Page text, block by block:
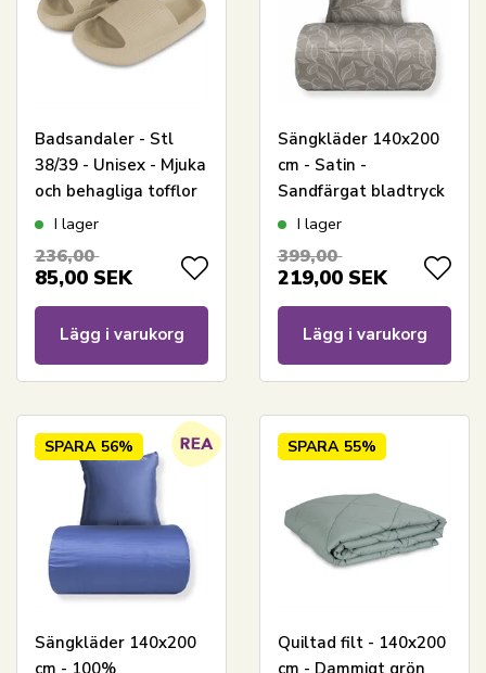
Badsandaler - Stl
38/39 - Unisex - Mjuka
och behagliga tofflor
I lager
236,00
85,00 SEK
Lägg i varukorg
Sängkläder 140x200
cm - Satin -
Sandfärgat bladtryck
I lager
399,00
219,00 SEK
Lägg i varukorg
SPARA 56%
Sängkläder 140x200
cm - 100%
SPARA 55%
Quiltad filt - 140x200
cm - Dammigt grön